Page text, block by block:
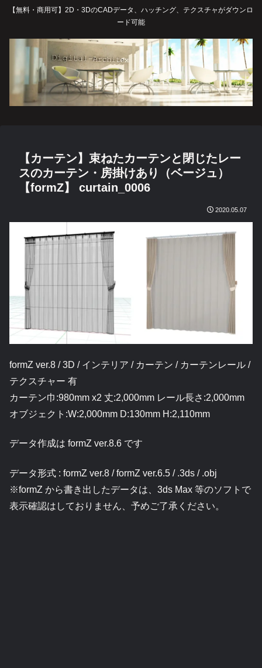
【無料・商用可】2D・3DのCADデータ、ハッチング、テクスチャがダウンロ
ード可能
【カーテン】束ねたカーテンと閉じたレー
スのカーテン・房掛けあり（ベージュ）
【formZ】 curtain_0006
2020.05.07
formZ ver.8 / 3D / インテリア / カーテン / カーテンレール /
テクスチャー 有
カーテン巾:980mm x2 丈:2,000mm レール長さ:2,000mm
オブジェクト:W:2,000mm D:130mm H:2,110mm
データ作成は formZ ver.8.6 です
データ形式 : formZ ver.8 / formZ ver.6.5 / .3ds / .obj
※formZ から書き出したデータは、3ds Max 等のソフトで
表示確認はしておりません、予めご了承ください。